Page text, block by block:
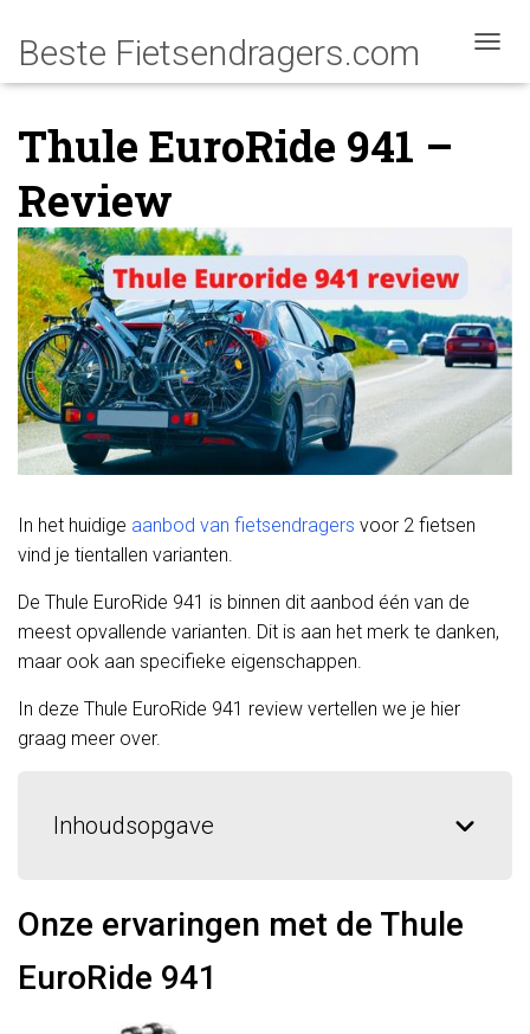
Thule EuroRide 941 –
Review
In het huidige aanbod van fietsendragers voor 2 fietsen
vind je tientallen varianten.
De Thule EuroRide 941 is binnen dit aanbod één van de
meest opvallende varianten. Dit is aan het merk te danken,
maar ook aan specifieke eigenschappen.
In deze Thule EuroRide 941 review vertellen we je hier
graag meer over.
Inhoudsopgave
Onze ervaringen met de Thule
EuroRide 941